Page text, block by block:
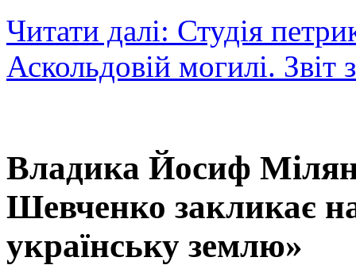
Читати далі: Студія
Аскольдовій могилі.
Владика Йосиф
Шевченко закликає
українську землю»